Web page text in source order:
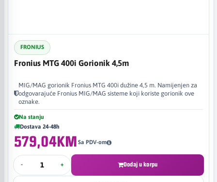
FRONIUS
Fronius MTG 400i Gorionik 4,5m
MIG/MAG gorionik Fronius MTG 400i dužine 4,5 m. Namijenjen za
odgovarajuće Fronius MIG/MAG sisteme koji koriste gorionik ove
oznake.
Na stanju
Dostava 24-48h
579,04KM Sa PDV-om
- + Dodaj u korpu